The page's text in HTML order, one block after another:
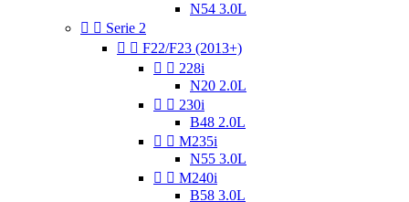
N54 3.0L
  Serie 2
  F22/F23 (2013+)
  228i
N20 2.0L
  230i
B48 2.0L
  M235i
N55 3.0L
  M240i
B58 3.0L